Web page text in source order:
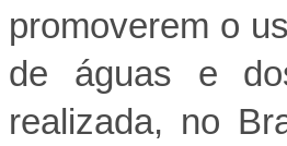
promoverem o
de águas e
realizada, no